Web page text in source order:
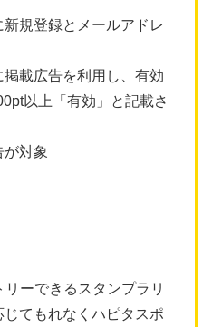
規登録とメールアドレ
載広告を利用し、有効
以上「有効」と記載さ
対象
ーできるスタンプラリ
てもれなくハピタスポ